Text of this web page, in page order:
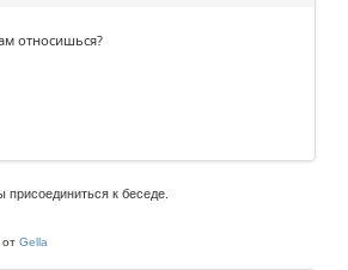
относишься?
присоединиться к беседе.
от Gella